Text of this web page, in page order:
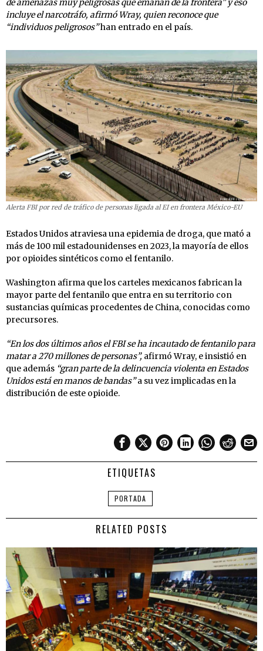
de amenazas muy peligrosas que emanan de la frontera” y eso
incluye el narcotráfo, afirmó Wray, quien reconoce que
“individuos peligrosos”han entrado en el país.
Alerta FBI por red de tráfico de personas ligada al EI en frontera México-EU
Estados Unidos atraviesa una epidemia de droga, que mató a
más de 100 mil estadounidenses en 2023, la mayoría de ellos
por opioides sintéticos como el fentanilo.
Washington afirma que los carteles mexicanos fabrican la
mayor parte del fentanilo que entra en su territorio con
sustancias químicas procedentes de China, conocidas como
precursores.
“En los dos últimos años el FBI se ha incautado de fentanilo para
matar a 270 millones de personas”, afirmó Wray, e insistió en
que además “gran parte de la delincuencia violenta en Estados
Unidos está en manos de bandas”a su vez implicadas en la
distribución de este opioide.
ETIQUETAS
PORTADA
RELATED POSTS